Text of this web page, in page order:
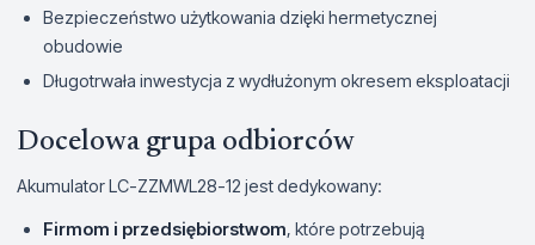
Bezpieczeństwo użytkowania dzięki hermetycznej
obudowie
Długotrwała inwestycja z wydłużonym okresem eksploatacji
Docelowa grupa odbiorców
Akumulator LC-ZZMWL28-12 jest dedykowany:
Firmom i przedsiębiorstwom, które potrzebują